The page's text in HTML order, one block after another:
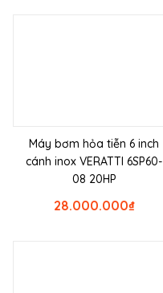
Máy bơm hỏa tiễn 6 inch
cánh inox VERATTI 6SP60-
08 20HP
₫
28.000.000